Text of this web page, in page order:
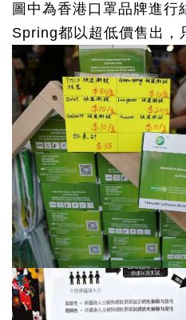
圖中為香港口罩品牌進
Spring都以超低價售出，